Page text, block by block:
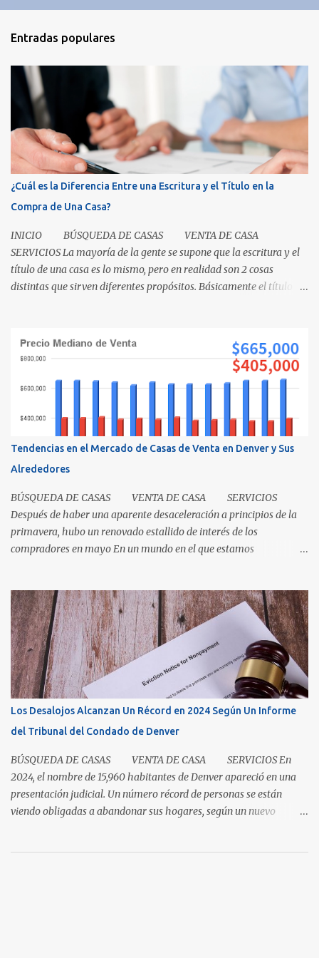
Entradas populares
¿Cuál es la Diferencia Entre una Escritura y el Título en la
Compra de Una Casa?
INICIO BÚSQUEDA DE CASAS VENTA DE CASA
SERVICIOS La mayoría de la gente se supone que la escritura y el
título de una casa es lo mismo, pero en realidad son 2 cosas
distintas que sirven diferentes propósitos. Básicamente el título
escuela primaria y ella escribió su nombre en la caja, lo cual
representaba el "título" de la caja porque muestra la propiedad.
Los recibos de la caja y el contenido que recibió su mamá cuando
los compró demuestra que la propiedad fue transferida de la(s)
prueba de la transferencia. Investiguemos esto más a fondo: ¿Qué
es un título? Permítanos comenzar relatando que "el título" es un
Tendencias en el Mercado de Casas de Venta en Denver y Sus
Alrededores
BÚSQUEDA DE CASAS VENTA DE CASA SERVICIOS
Después de haber una aparente desaceleración a principios de la
primavera, hubo un renovado estallido de interés de los
compradores en mayo En un mundo en el que estamos
tiempo. El mercado de casas en Denver en este momento es una
clase magistral de paciencia. Ya sea que usted sea un comprador
que espera que la casa correcta entre al mercado o un vendedor
que espera la mejor oferta, las condiciones de hoy recompensan a
aquellos que pueden pausar, planificar y mantenerse
comprometidos. La paciencia se vuelve aún más importante a
medida que aumenta el inventario. En mayo, los nuevos listados, o
los que ingresaron al mercado durante el mes, aumentaron un 5.3
por ciento para las casas unifamiliares y un 2.8 por ciento pa...
Los Desalojos Alcanzan Un Récord en 2024 Según Un Informe
del Tribunal del Condado de Denver
BÚSQUEDA DE CASAS VENTA DE CASA SERVICIOS En
2024, el nombre de 15,960 habitantes de Denver apareció en una
presentación judicial. Un número récord de personas se están
viendo obligadas a abandonar sus hogares, según un nuevo